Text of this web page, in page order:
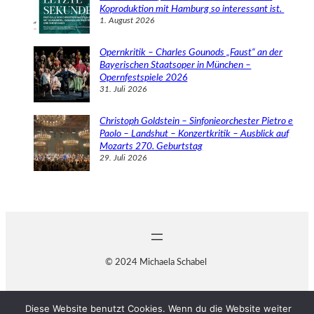
Koproduktion mit Hamburg so interessant ist.
1. August 2026
Opernkritik – Charles Gounods „Faust“ an der
Bayerischen Staatsoper in München –
Opernfestspiele 2026
31. Juli 2026
Christoph Goldstein – Sinfonieorchester Pietro e
Paolo – Landshut – Konzertkritik – Ausblick auf
Mozarts 270. Geburtstag
29. Juli 2026
© 2024 Michaela Schabel
Diese Website benutzt Cookies. Wenn du die Website weiter